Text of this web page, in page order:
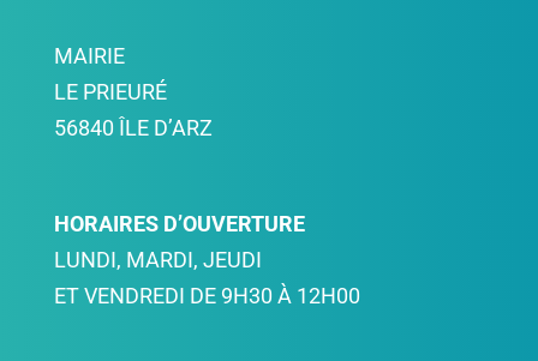
MAIRIE
LE PRIEURÉ
56840 ÎLE D’ARZ
HORAIRES D’OUVERTURE
LUNDI, MARDI, JEUDI
ET VENDREDI DE 9H30 À 12H00